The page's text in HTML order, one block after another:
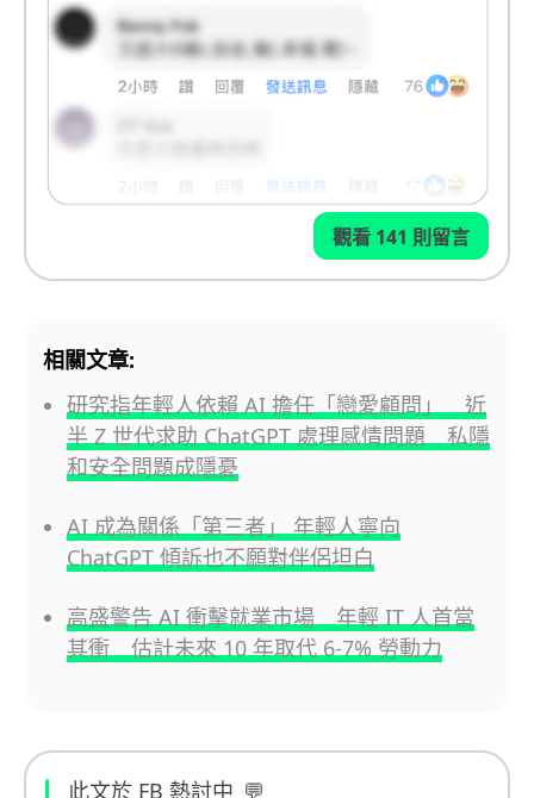
觀看 141 則留言
相關文章:
研究指年輕人依賴 AI 擔任「戀愛顧問」 近
半 Z 世代求助 ChatGPT 處理感情問題 私隱
和安全問題成隱憂
AI 成為關係「第三者」 年輕人寧向
ChatGPT 傾訴也不願對伴侶坦白
高盛警告 AI 衝擊就業市場 年輕 IT 人首當
其衝 估計未來 10 年取代 6-7% 勞動力
此文於 FB 熱討中 💬